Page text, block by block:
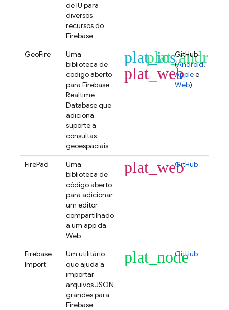
de IU para
diversos
recursos do
Firebase
GeoFire
Uma
biblioteca de
código aberto
para Firebase
Realtime
Databaseque
adiciona
suporte a
consultas
geoespaciais
plat_ios
plat_android
plat_web
GitHub
(Android,
Applee
Web)
FirePad
Uma
biblioteca de
código aberto
para adicionar
um editor
compartilhado
a um app da
Web
plat_webGitHub
Firebase
Import
Um utilitário
que ajuda a
importar
arquivos JSON
grandes para
Firebase
plat_node
GitHub